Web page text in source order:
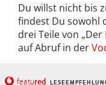
Du willst nicht bis
findest Du sowohl
drei Teile von
auf Abruf in der
featured